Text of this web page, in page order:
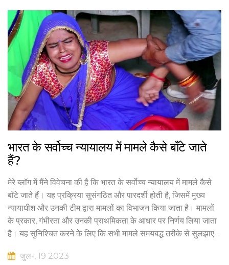
भारत के सर्वोच्च न्यायालय में मामले कैसे बाँटे जाते
हैं?
मेरे ब्लॉग में मैंने विवेचना की है कि भारत के सर्वोच्च न्यायालय में मामले कैसे
बाँटे जाते हैं। यह प्रक्रिया सुसंगठित और पारदर्शी होती है, जिसमें मुख्य
न्यायाधीश और उनकी टीम द्वारा मामलों का विभाजन किया जाता है। मामलों
के प्रकार, गंभीरता और उनकी प्राथमिकता के आधार पर निर्णय लिया जाता
है। यह सुनिश्चित करने के लिए कि सभी मामले समयबद्ध तरीके से सुलझाए
भूमिका निभाता है भारतीय न्यायिक प्रणाली की कार्यक्षमता में।
जुल॰, 19 2023